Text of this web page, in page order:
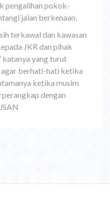
pengalihan pokok-
jalan berkenaan.
terkawal dan kawasan
JKR dan pihak
katanya yang turut
berhati-hati ketika
ketika musim
dengan